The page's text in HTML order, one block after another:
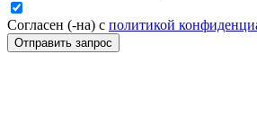
Согласен (-на) с политикой
Отправить запрос